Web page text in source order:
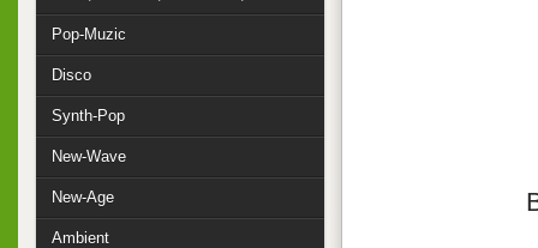
Pop-Muzic
Disco
Synth-Pop
New-Wave
New-Age
Ambient